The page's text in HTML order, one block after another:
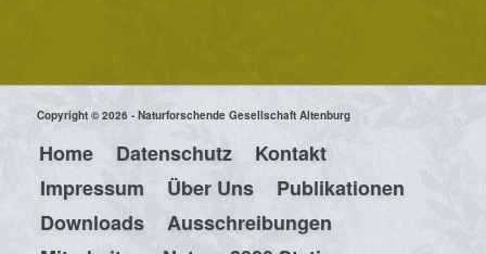
Copyright © 2026 - Naturforschende Gesellschaft Altenburg
Home Datenschutz
Kontakt
Impressum
Über Uns
Publikationen
Downloads
Ausschreibungen